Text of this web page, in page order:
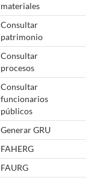
materiales
Consultar
patrimonio
Consultar
procesos
Consultar
funcionarios
públicos
Generar GRU
FAHERG
FAURG